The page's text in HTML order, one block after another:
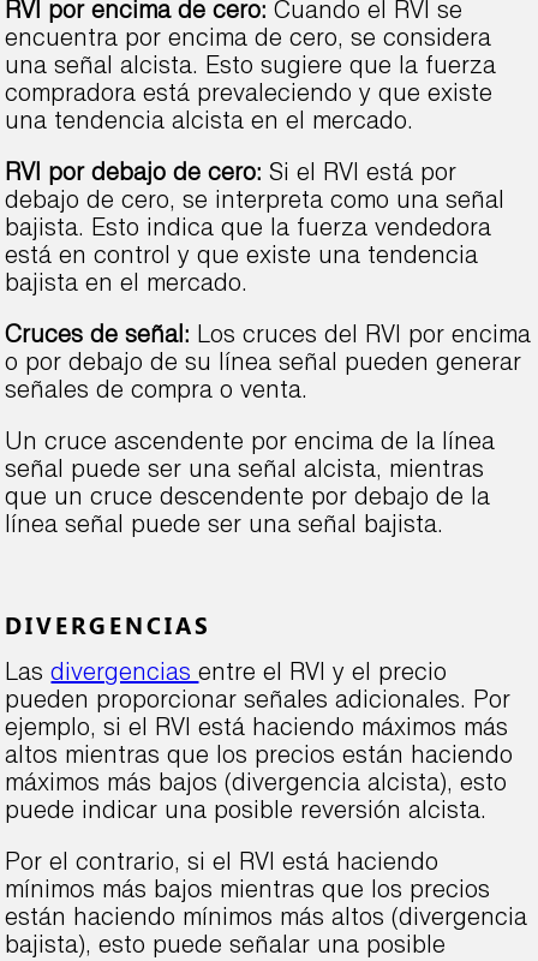
RVI por encima de cero: Cuando el RVI se
encuentra por encima de cero, se considera
una señal alcista. Esto sugiere que la fuerza
compradora está prevaleciendo y que existe
una tendencia alcista en el mercado.
RVI por debajo de cero: Si el RVI está por
debajo de cero, se interpreta como una señal
bajista. Esto indica que la fuerza vendedora
está en control y que existe una tendencia
bajista en el mercado.
Cruces de señal: Los cruces del RVI por encima
o por debajo de su línea señal pueden generar
señales de compra o venta.
Un cruce ascendente por encima de la línea
señal puede ser una señal alcista, mientras
que un cruce descendente por debajo de la
línea señal puede ser una señal bajista.
DIVERGENCIAS
Lasdivergenciasentre el RVI y el precio
pueden proporcionar señales adicionales. Por
ejemplo, si el RVI está haciendo máximos más
altos mientras que los precios están haciendo
máximos más bajos (divergencia alcista), esto
puede indicar una posible reversión alcista.
Por el contrario, si el RVI está haciendo
mínimos más bajos mientras que los precios
están haciendo mínimos más altos (divergencia
bajista), esto puede señalar una posible